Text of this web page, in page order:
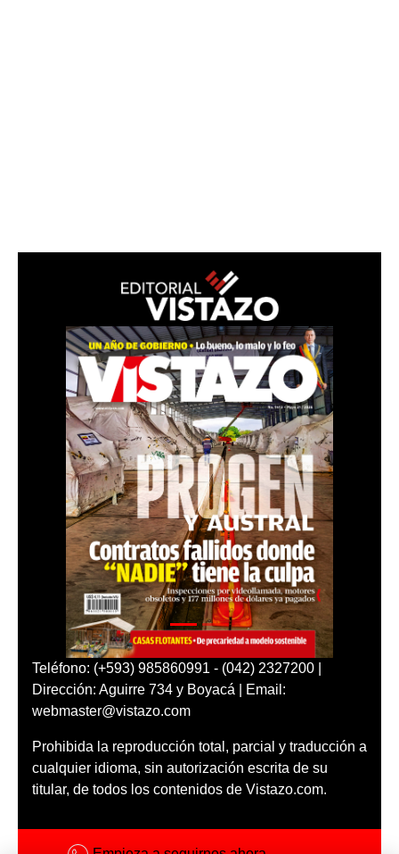
Teléfono: (+593) 985860991 - (042) 2327200 |
Dirección: Aguirre 734 y Boyacá | Email:
webmaster@vistazo.com
Prohibida la reproducción total, parcial y traducción a
cualquier idioma, sin autorización escrita de su
titular, de todos los contenidos de Vistazo.com.